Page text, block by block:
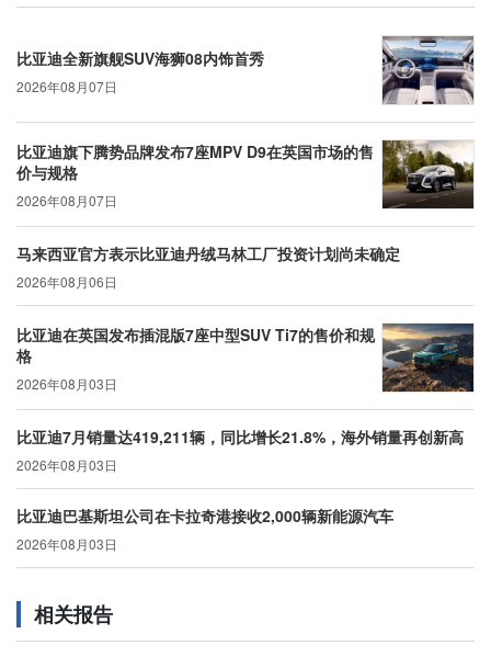
比亚迪全新旗舰SUV海狮08内饰首秀
2026年08月07日
比亚迪旗下腾势品牌发布7座MPV D9在英国市场的售
价与规格
2026年08月07日
马来西亚官方表示比亚迪丹绒马林工厂投资计划尚未确定
2026年08月06日
比亚迪在英国发布插混版7座中型SUV Ti7的售价和规
格
2026年08月03日
比亚迪7月销量达419,211辆，同比增长21.8%，海外销量再创新高
2026年08月03日
比亚迪巴基斯坦公司在卡拉奇港接收2,000辆新能源汽车
2026年08月03日
相关报告